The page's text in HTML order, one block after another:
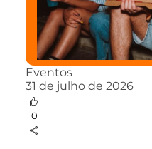
Eventos
31 de julho de 2026
0